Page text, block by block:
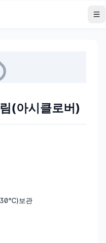
(아시클로버)
보관